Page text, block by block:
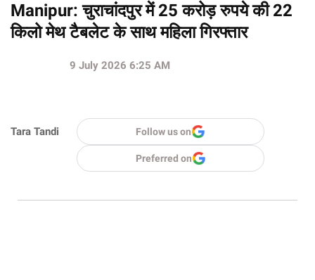
Manipur: चुराचांदपुर में 25 करोड़ रुपये की 22
किलो मेथ टैबलेट के साथ महिला गिरफ्तार
Tara Tandi
9 July 2026 6:25 AM
Follow us on
Preferred on